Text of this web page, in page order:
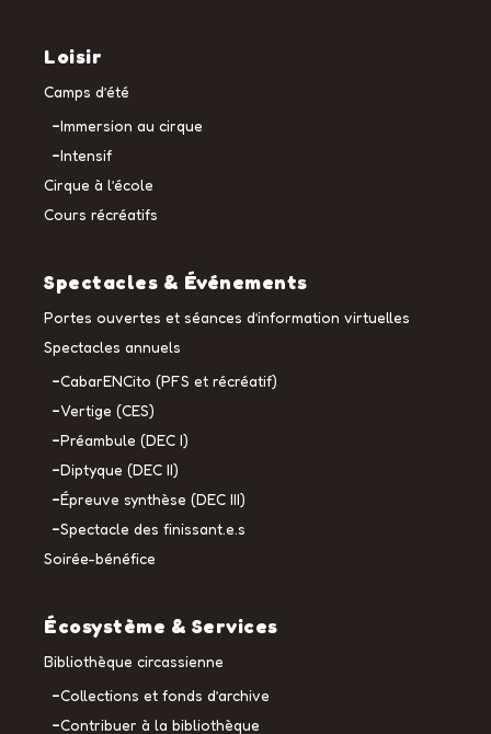
Loisir
Camps d’été
Immersion au cirque
Intensif
Cirque à l’école
Cours récréatifs
Spectacles & Événements
Portes ouvertes et séances d’information virtuelles
Spectacles annuels
CabarENCito (PFS et récréatif)
Vertige (CES)
Préambule (DEC I)
Diptyque (DEC II)
Épreuve synthèse (DEC III)
Spectacle des finissant.e.s
Soirée-bénéfice
Écosystème & Services
Bibliothèque circassienne
Collections et fonds d’archive
Contribuer à la bibliothèque